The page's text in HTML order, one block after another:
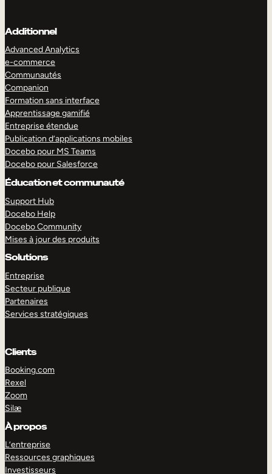
Additionnel
Advanced Analytics
e-commerce
Communautés
Companion
Formation sans interface
Apprentissage gamifié
Entreprise étendue
Publication d’applications mobiles
Docebo pour MS Teams
Docebo pour Salesforce
Éducation et communauté
Support Hub
Docebo Help
Docebo Community
Mises à jour des produits
Solutions
Entreprise
Secteur publique
Partenaires
Services stratégiques
Clients
Booking.com
Rexel
Zoom
Silæ
À propos
L’entreprise
Ressources graphiques
Investisseurs